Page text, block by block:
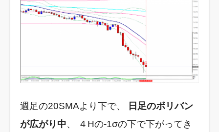
週足の20SMAより下で、
日足のボリバン
が広がり中、 ４Hの-1σの下で下がってき